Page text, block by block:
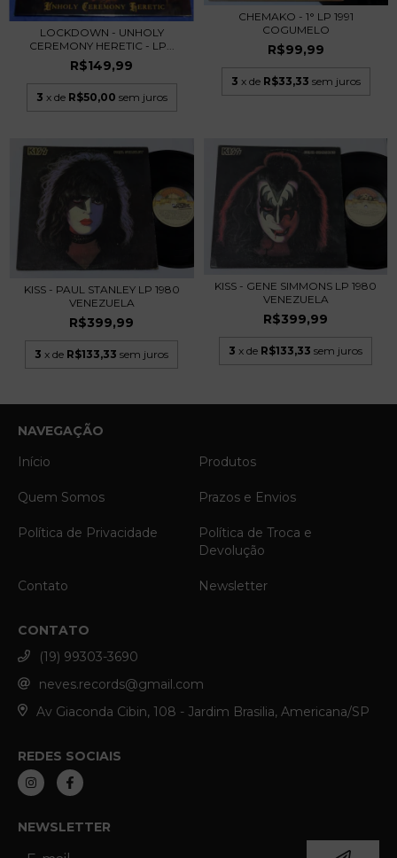
LOCKDOWN - UNHOLY
CEREMONY HERETIC - LP...
R$149,99
3 x de R$50,00 sem juros
CHEMAKO - 1° LP 1991
COGUMELO
R$99,99
3 x de R$33,33 sem juros
KISS - PAUL STANLEY LP 1980
VENEZUELA
R$399,99
3 x de R$133,33 sem juros
KISS - GENE SIMMONS LP 1980
VENEZUELA
R$399,99
3 x de R$133,33 sem juros
NAVEGAÇÃO
Início
Produtos
Quem Somos Prazos e Envios
Política de Privacidade
Política de Troca e
Devolução
Contato Newsletter
CONTATO
(19) 99303-3690
neves.records@gmail.com
Av Giaconda Cibin, 108 - Jardim Brasilia, Americana/SP
REDES SOCIAIS
NEWSLETTER